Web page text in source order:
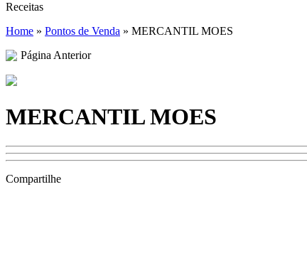
Receitas
Home » Pontos de Venda » MERCANTIL MOES
Página Anterior
MERCANTIL MOES
Compartilhe